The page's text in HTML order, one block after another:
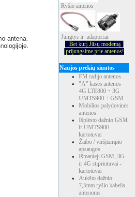
antena.
Ryšio antenos
Jungtys ir adapteriai
Bet kurį Jūsų modemą
prijungsime prie antenos!
Naujos prekių siuntos
FM radijo antenos
"A" kasės antenos
4G LTE800 + 3G
UMTS900 + GSM
Mobilios palydovinės
antenos
Išplėsto dažnio GSM
ir UMTS900
kartotuvai
Žaibo / viršįtampio
apsaugos
Išmanieji GSM, 3G
ir 4G stiprintuvai -
kartotuvai
Aukšto dažnio
7,5mm ryšio kabelis
antenoms